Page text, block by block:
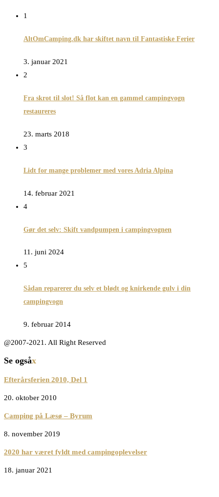
1
AltOmCamping.dk har skiftet navn til Fantastiske Ferier
3. januar 2021
2
Fra skrot til slot! Så flot kan en gammel campingvogn
restaureres
23. marts 2018
3
Lidt for mange problemer med vores Adria Alpina
14. februar 2021
4
Gør det selv: Skift vandpumpen i campingvognen
11. juni 2024
5
Sådan reparerer du selv et blødt og knirkende gulv i din
campingvogn
9. februar 2014
@2007-2021. All Right Reserved
Se ogsåx
Efterårsferien 2010, Del 1
20. oktober 2010
Camping på Læsø – Byrum
8. november 2019
2020 har været fyldt med campingoplevelser
18. januar 2021